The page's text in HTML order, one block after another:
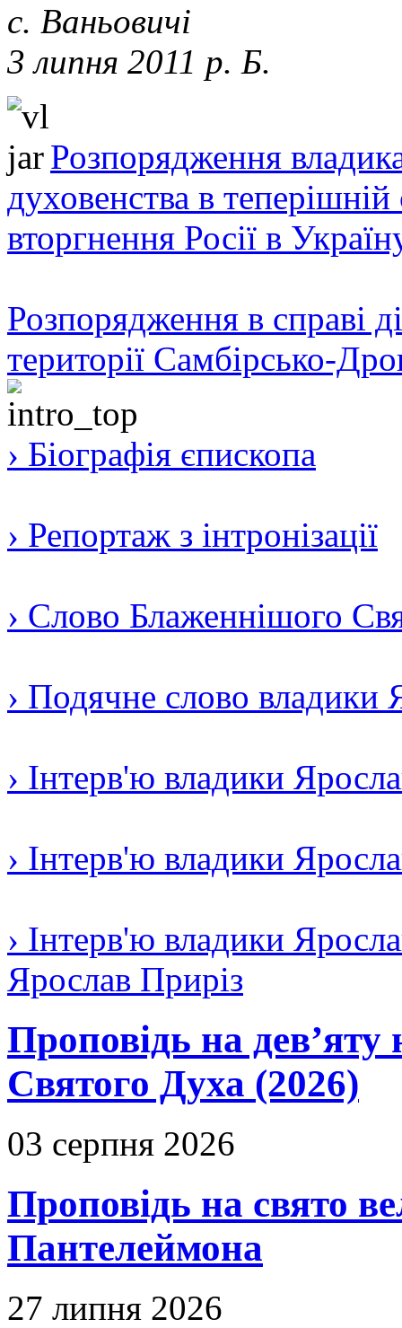
c. Ваньовичі
3 липня 2011 р. Б.
Розпорядження
духовенства в теперішній
вторгнення Росії в
Розпорядження в справі
території Самбірсько-
› Біографія єпископа
› Репортаж з інтронізації
› Слово Блаженнішого
› Подячне слово владики
› Інтерв'ю владики
› Інтерв'ю владики
› Інтерв'ю владики
Ярослав Приріз
Проповідь на дев’яту
Святого Духа (2026)
03 серпня 2026
Проповідь на свято
Пантелеймона
27 липня 2026